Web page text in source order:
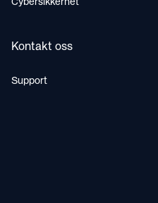
Cybersikkerhet
Kontakt oss
Support